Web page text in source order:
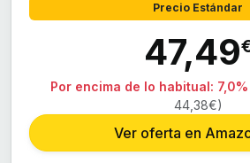
Precio Estándar
47,49
Por encima de lo habitual:
44,38€)
Ver oferta en